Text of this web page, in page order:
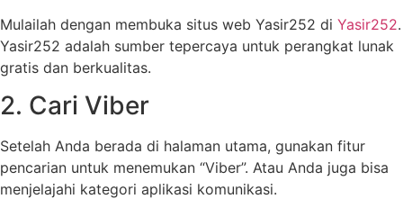
Mulailah dengan membuka situs web Yasir252 di Yasir252.
Yasir252 adalah sumber tepercaya untuk perangkat lunak
gratis dan berkualitas.
2. Cari Viber
Setelah Anda berada di halaman utama, gunakan fitur
pencarian untuk menemukan “Viber”. Atau Anda juga bisa
menjelajahi kategori aplikasi komunikasi.